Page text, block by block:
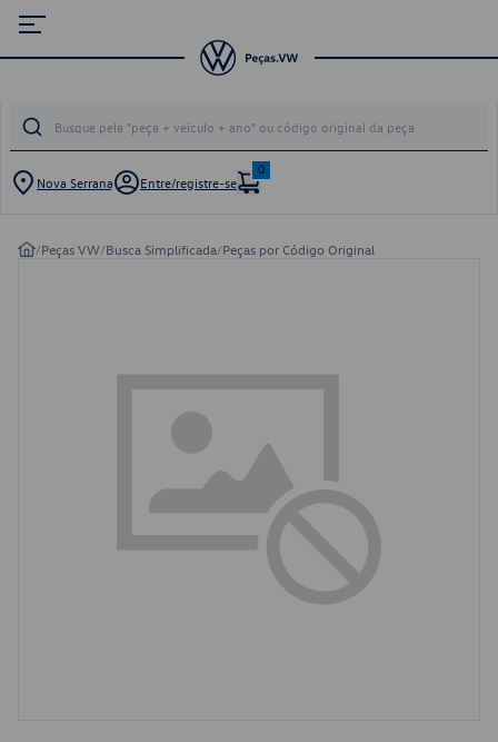
Nova Serrana Entre/registre-se
0
/Peças VW/Busca Simplificada/Peças por Código Original